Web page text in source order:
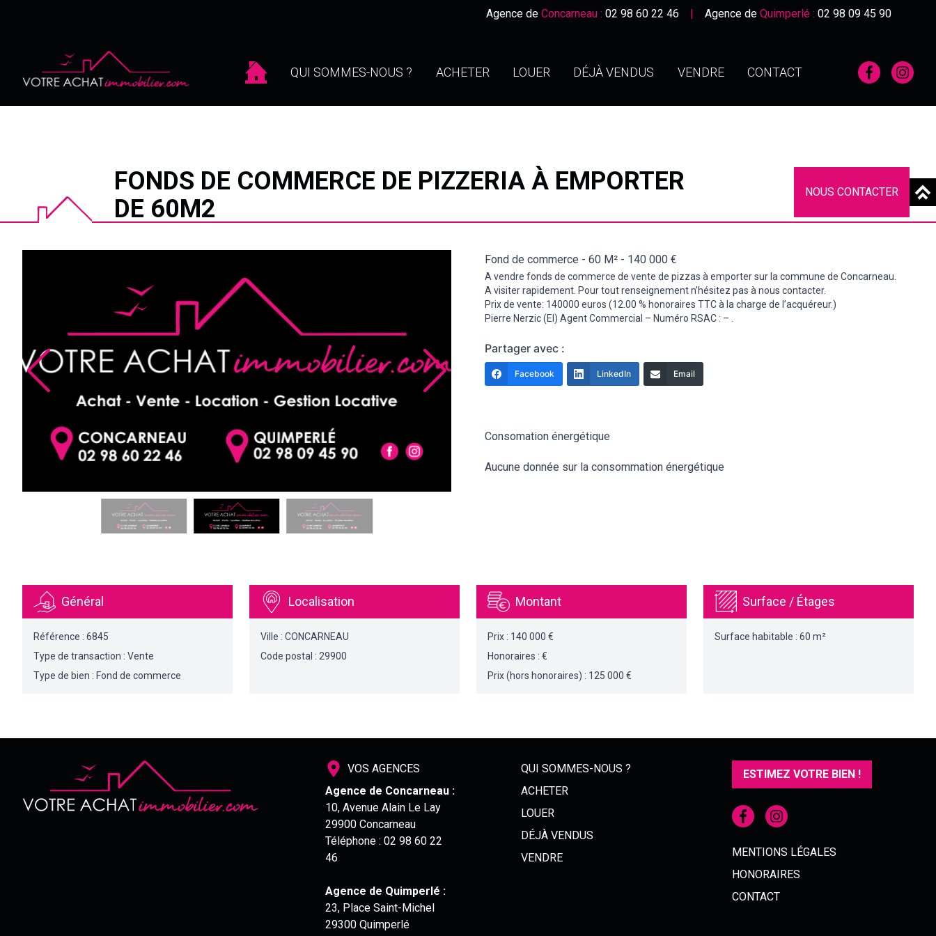
Agence de Concarneau : 02 98 60 22 46 | Agence de Quimperlé : 02 98 09 45 90
QUI SOMMES-NOUS ? ACHETER LOUER DÉJÀ VENDUS VENDRE CONTACT
FONDS DE COMMERCE DE PIZZERIA À EMPORTER
DE 60M2
NOUS CONTACTER
Fond de commerce - 60 M² - 140 000 €
A vendre fonds de commerce de vente de pizzas à emporter sur la commune de Concarneau.
A visiter rapidement. Pour tout renseignement n’hésitez pas à nous contacter.
Prix de vente: 140000 euros (12.00 % honoraires TTC à la charge de l’acquéreur.)
Pierre Nerzic (EI) Agent Commercial – Numéro RSAC : – .
Partager avec :
Facebook LinkedIn Email
Consomation énergétique
Aucune donnée sur la consommation énergétique
Général
Référence : 6845
Type de transaction : Vente
Type de bien : Fond de commerce
Localisation
Ville : CONCARNEAU
Code postal : 29900
Montant
Prix : 140 000 €
Honoraires : €
Prix (hors honoraires) : 125 000 €
Surface / Étages
Surface habitable : 60 m²
VOS AGENCES
Agence de Concarneau :
10, Avenue Alain Le Lay
29900 Concarneau
Téléphone : 02 98 60 22
46
Agence de Quimperlé :
23, Place Saint-Michel
29300 Quimperlé
QUI SOMMES-NOUS ?
ACHETER
LOUER
DÉJÀ VENDUS
VENDRE
ESTIMEZ VOTRE BIEN !
MENTIONS LÉGALES
HONORAIRES
CONTACT